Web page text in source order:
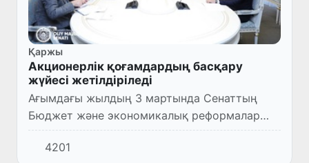
Қаржы
Акционерлік қоғамдардың басқару
жүйесі жетілдіріледі
Ағымдағы жылдың 3 мартында Сенаттың
Бюджет және экономикалық реформалар
мәселелері комитетінің жиналысы өтті.
4201